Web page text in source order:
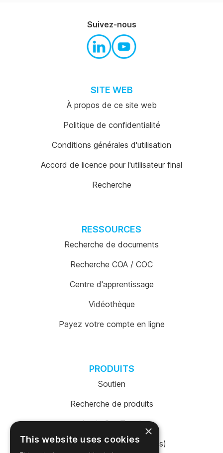
SITE WEB
À propos de ce site web
Politique de confidentialité
Conditions générales d'utilisation
Accord de licence pour l'utilisateur final
Recherche
RESSOURCES
Recherche de documents
Recherche COA / COC
Centre d'apprentissage
Vidéothèque
Payez votre compte en ligne
PRODUITS
Soutien
Recherche de produits
Login SureTrend
Boutique en ligne (États-Unis)
Suivez-nous
×
This website uses cookies